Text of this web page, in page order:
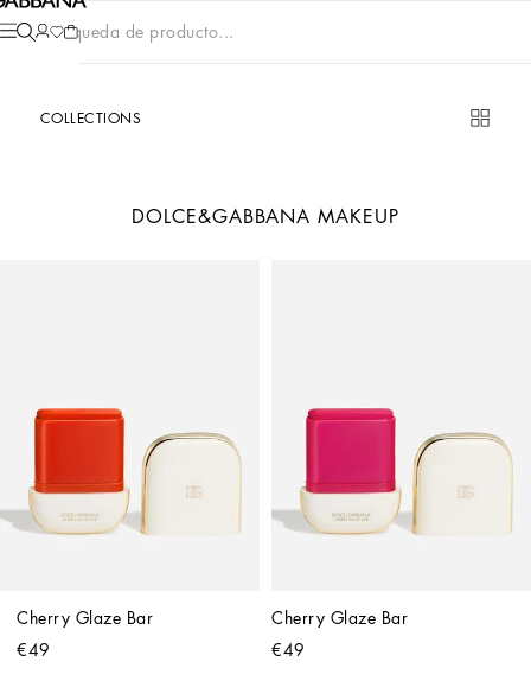
Búsqueda de producto...
COLLECTIONS
DOLCE&GABBANA MAKEUP
Cherry Glaze Bar
€49
Cherry Glaze Bar
€49